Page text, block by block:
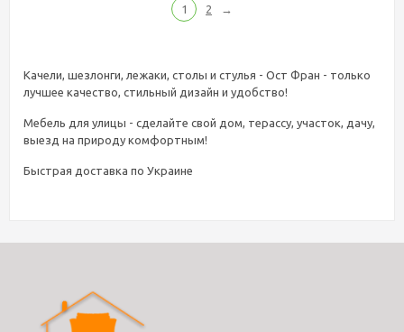
1 2 →
Качели, шезлонги, лежаки, столы и стулья - Ост Фран - только
лучшее качество, стильный дизайн и удобство!
Мебель для улицы - сделайте свой дом, терассу, участок, дачу,
выезд на природу комфортным!
Быстрая доставка по Украине